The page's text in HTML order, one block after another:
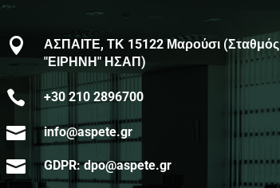

ΑΣΠΑΙΤΕ, ΤΚ 15122 Μαρούσι (Σταθμός
"ΕΙΡΗΝΗ" ΗΣΑΠ)
 +30 210 2896700
 info@aspete.gr
 GDPR: dpo@aspete.gr